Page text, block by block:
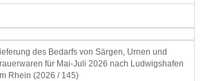
des Bedarfs von Särgen, Urnen und
für Mai-Juli 2026 nach Ludwigshafen
Rhein (2026 / 145)